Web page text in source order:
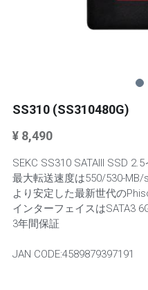
Mini Stands
SS310 (SS310480G)
¥ 8,490
SEKC SS310 SATAIII SSD
最大転送速度は550/530-MB/
より安定した最新世代の
インターフェイスはSATA3
3年間保証
JAN CODE:4589879397191